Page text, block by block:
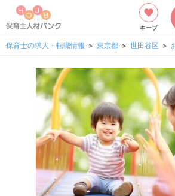
キープ
保育士の求人・転職情報 東京都 世田谷区